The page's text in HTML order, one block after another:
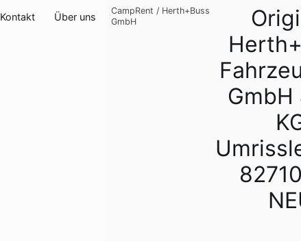
Kontakt Über uns
CampRent
GmbH
/ Herth+Buss
GmbH